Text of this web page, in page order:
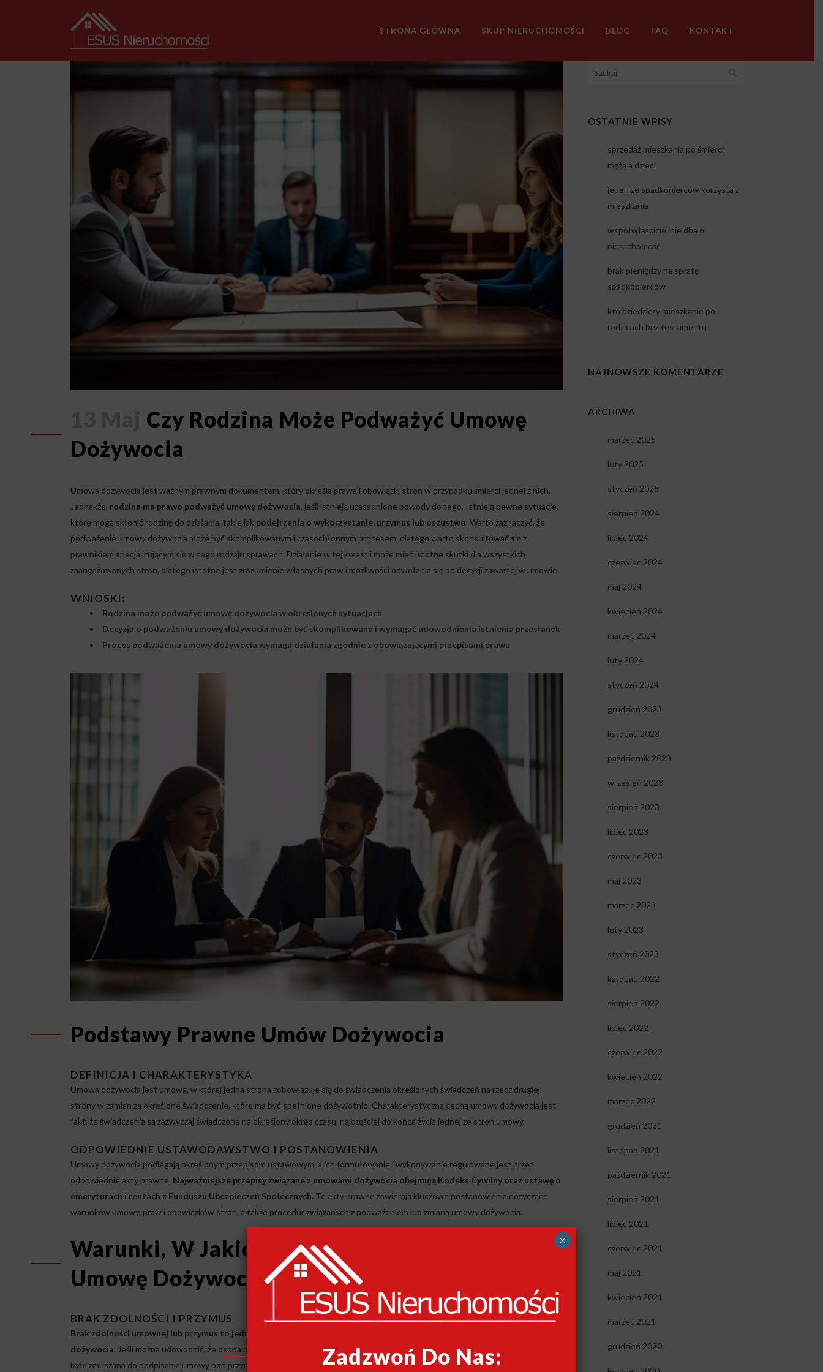
STRONA GŁÓWNA SKUP NIERUCHOMOŚCI BLOG FAQ KONTAKT
Czy Rodzina Może Podważyć Umowę
Dożywocia
Umowa dożywocia jest ważnym prawnym dokumentem, który określa prawa i obowiązki stron w przypadku śmierci jednej z nich.
Jednakże, rodzina ma prawo podważyć umowę dożywocia, jeśli istnieją uzasadnione powody do tego. Istnieją pewne sytuacje,
które mogą skłonić rodzinę do działania, takie jak podejrzenia o wykorzystanie, przymus lub oszustwo. Warto zaznaczyć, że
podważenie umowy dożywocia może być skomplikowanym i czasochłonnym procesem, dlatego warto skonsultować się z
prawnikiem specjalizującym się w tego rodzaju sprawach. Działanie w tej kwestii może mieć istotne skutki dla wszystkich
zaangażowanych stron, dlatego istotne jest zrozumienie własnych praw i możliwości odwołania się od decyzji zawartej w umowie.
WNIOSKI:
Rodzina może podważyć umowę dożywocia w określonych sytuacjach
Decyzja o podważeniu umowy dożywocia może być skomplikowana i wymagać udowodnienia istnienia przesłanek
Proces podważenia umowy dożywocia wymaga działania zgodnie z obowiązującymi przepisami prawa
Podstawy Prawne Umów Dożywocia
DEFINICJA I CHARAKTERYSTYKA
Umowa dożywocia jest umową, w której jedna strona zobowiązuje się do świadczenia określonych świadczeń na rzecz drugiej
strony w zamian za określone świadczenie, które ma być spełnione dożywotnio. Charakterystyczną cechą umowy dożywocia jest
fakt, że świadczenia są zazwyczaj świadczone na określony okres czasu, najczęściej do końca życia jednej ze stron umowy.
ODPOWIEDNIE USTAWODAWSTWO I POSTANOWIENIA
Umowy dożywocia podlegają określonym przepisom ustawowym, a ich formułowanie i wykonywanie regulowane jest przez
odpowiednie akty prawne. Najważniejsze przepisy związane z umowami dożywocia obejmują Kodeks Cywilny oraz ustawę o
emeryturach i rentach z Funduszu Ubezpieczeń Społecznych.Te akty prawne zawierają kluczowe postanowienia dotyczące
warunków umowy, praw i obowiązków stron, a także procedur związanych z podważaniem lub zmianą umowy dożywocia.
Warunki, W Jakich Rodzina Może Podważyć
Umowę Dożywocia
BRAK ZDOLNOŚCI I PRZYMUS
Brak zdolności umownej lub przymus to jedne z głównych powodów, które mogą skłonić rodzinę do podważenia umowy
dożywocia.Jeśli można udowodnić, że osoba podpisująca umowę była niezdolna do zrozumienia konsekwencji swoich działań lub
była zmuszana do podpisania umowy pod przymusem, istnieje podstawa do jej unieważnienia.
OSTATNIE WPISY
sprzedaż mieszkania po śmierci
męża a dzieci
jeden ze spadkonierców korzysta z
mieszkania
współwłaściciel nie dba o
nieruchomość
brak pieniędzy na spłatę
spadkobierców
kto dziedziczy mieszkanie po
rodzicach bez testamentu
NAJNOWSZE KOMENTARZE
ARCHIWA
marzec 2025
luty 2025
styczeń 2025
sierpień 2024
lipiec 2024
czerwiec 2024
maj 2024
kwiecień 2024
marzec 2024
luty 2024
styczeń 2024
grudzień 2023
listopad 2023
październik 2023
wrzesień 2023
sierpień 2023
lipiec 2023
czerwiec 2023
maj 2023
marzec 2023
luty 2023
styczeń 2023
listopad 2022
sierpień 2022
lipiec 2022
czerwiec 2022
kwiecień 2022
marzec 2022
grudzień 2021
listopad 2021
październik 2021
sierpień 2021
lipiec 2021
czerwiec 2021
maj 2021
kwiecień 2021
marzec 2021
grudzień 2020
Zadzwoń Do Nas:
×